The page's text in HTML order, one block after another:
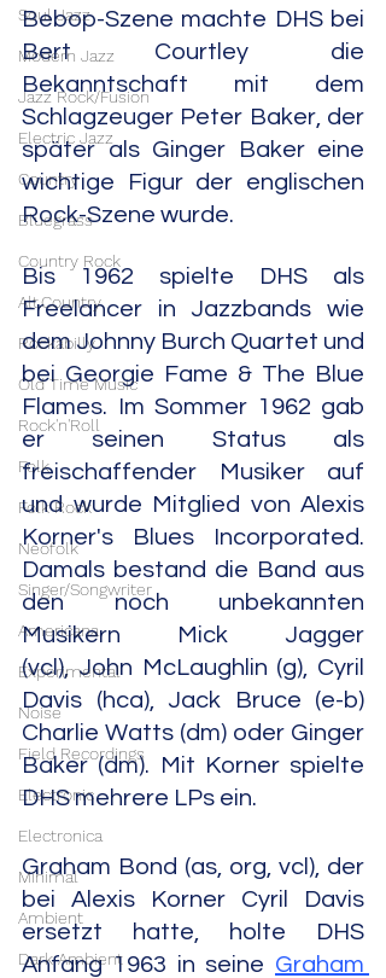
Soul Jazz
Modern Jazz
Jazz Rock/Fusion
Electric Jazz
Country
Bluegrass
Country Rock
Alt.Country
Rockabilly
Old Time Music
Rock'n'Roll
Folk
Folk Rock
Neofolk
Singer/Songwriter
Americana
Experimental
Noise
Field Recordings
Electronic
Electronica
Minimal
Ambient
Dark Ambient
Bebop-Szene machte DHS bei
Bert Courtley die
Bekanntschaft mit dem
Schlagzeuger Peter Baker, der
später als Ginger Baker eine
wichtige Figur der englischen
Rock-Szene wurde.
Bis 1962 spielte DHS als
Freelancer in Jazzbands wie
dem Johnny Burch Quartet und
bei Georgie Fame & The Blue
Flames. Im Sommer 1962 gab
er seinen Status als
freischaffender Musiker auf
und wurde Mitglied von Alexis
Korner's Blues Incorporated.
Damals bestand die Band aus
den noch unbekannten
Musikern Mick Jagger
(vcl), John McLaughlin (g), Cyril
Davis (hca), Jack Bruce (e-b)
Charlie Watts (dm) oder Ginger
Baker (dm). Mit Korner spielte
DHS mehrere LPs ein.
Graham Bond (as, org, vcl), der
bei Alexis Korner Cyril Davis
ersetzt hatte, holte DHS
Anfang 1963 in seine Graham